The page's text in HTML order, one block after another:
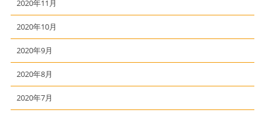
2020年11月
2020年10月
2020年9月
2020年8月
2020年7月